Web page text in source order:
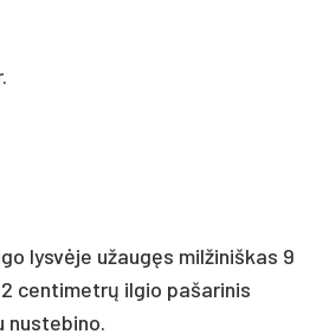
lysvėje užaugęs milžiniškas 9
centimetrų ilgio pašarinis
nustebino.